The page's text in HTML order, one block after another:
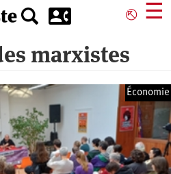
⎋ ☰
marxistes
Économie